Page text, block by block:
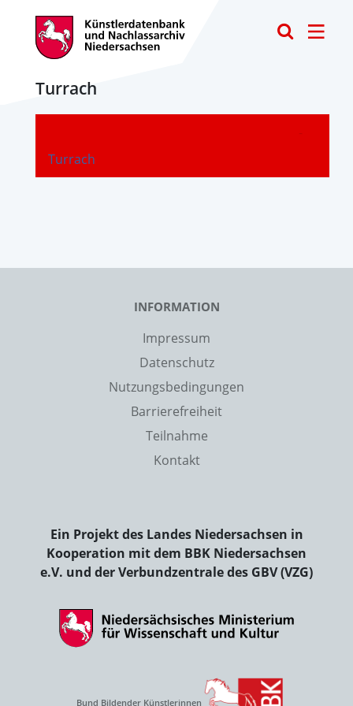
Turrach
Turrach
-
INFORMATION
Impressum
Datenschutz
Nutzungsbedingungen
Barrierefreiheit
Teilnahme
Kontakt
Ein Projekt des Landes Niedersachsen in
Kooperation mit dem BBK Niedersachsen
e.V. und der Verbundzentrale des GBV (VZG)
Bund Bildender Künstlerinnen